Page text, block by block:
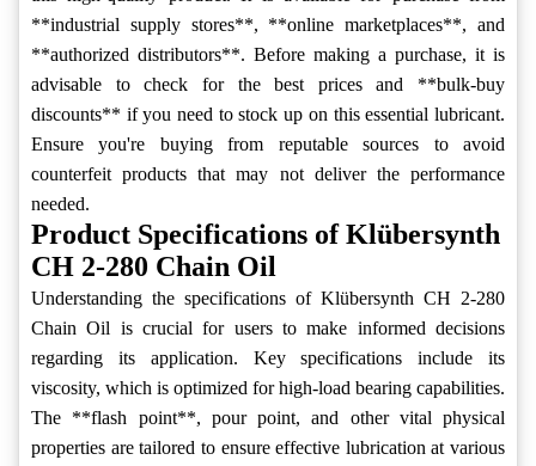
**industrial supply stores**, **online marketplaces**, and
**authorized distributors**. Before making a purchase, it is
advisable to check for the best prices and **bulk-buy
discounts** if you need to stock up on this essential lubricant.
Ensure you're buying from reputable sources to avoid
counterfeit products that may not deliver the performance
needed.
Product Specifications of Klübersynth
CH 2-280 Chain Oil
Understanding the specifications of Klübersynth CH 2-280
Chain Oil is crucial for users to make informed decisions
regarding its application. Key specifications include its
viscosity, which is optimized for high-load bearing capabilities.
The **flash point**, pour point, and other vital physical
properties are tailored to ensure effective lubrication at various